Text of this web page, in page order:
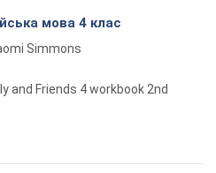
мова 4 клас
Simmons
and Friends 4 workbook 2nd